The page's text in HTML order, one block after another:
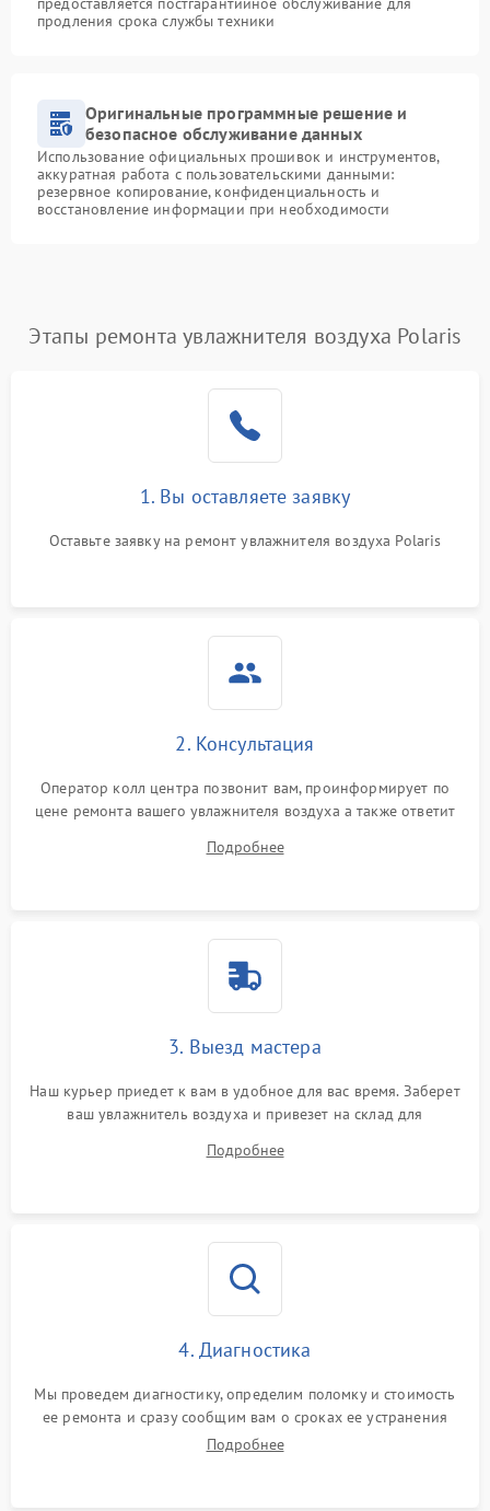
продления срока службы техники
Оригинальные программные решение и
безопасное обслуживание данных
Использование официальных прошивок и инструментов,
аккуратная работа с пользовательскими данными:
резервное копирование, конфиденциальность и
восстановление информации при необходимости
Этапы ремонта увлажнителя воздуха Polaris
1. Вы оставляете заявку
Оставьте заявку на ремонт увлажнителя воздуха Polaris
2. Консультация
Оператор колл центра позвонит вам, проинформирует по
цене ремонта вашего увлажнителя воздуха а также ответит
Подробнее
3. Выезд мастера
Наш курьер приедет к вам в удобное для вас время. Заберет
ваш увлажнитель воздуха и привезет на склад для
Подробнее
4. Диагностика
Мы проведем диагностику, определим поломку и стоимость
ее ремонта и сразу сообщим вам о сроках ее устранения
Подробнее